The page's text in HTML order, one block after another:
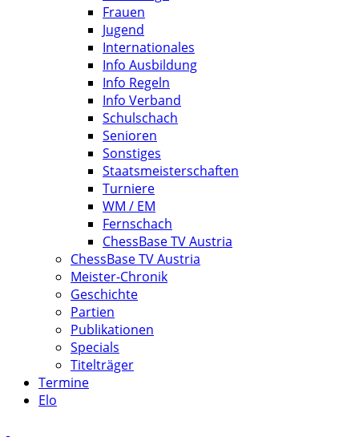
Frauen
Jugend
Internationales
Info Ausbildung
Info Regeln
Info Verband
Schulschach
Senioren
Sonstiges
Staatsmeisterschaften
Turniere
WM / EM
Fernschach
ChessBase TV Austria
ChessBase TV Austria
Meister-Chronik
Geschichte
Partien
Publikationen
Specials
Titelträger
Termine
Elo